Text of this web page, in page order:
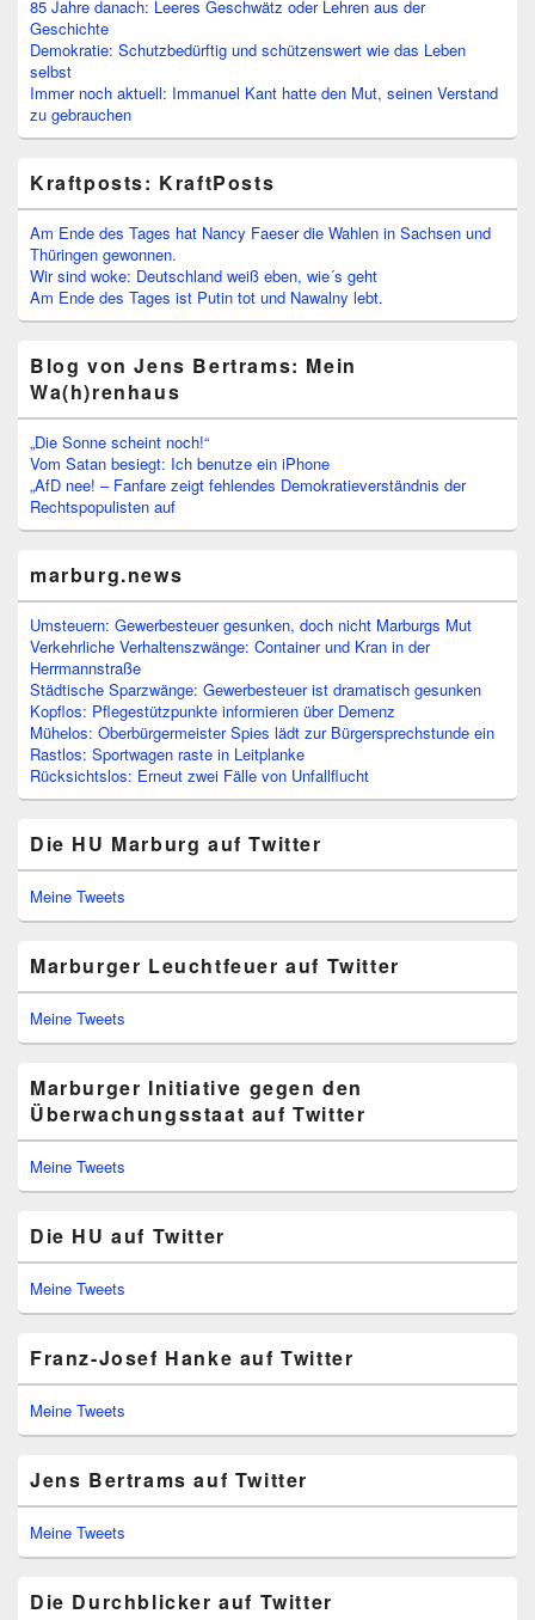
85 Jahre danach: Leeres Geschwätz oder Lehren aus der
Geschichte
Demokratie: Schutzbedürftig und schützenswert wie das Leben
selbst
Immer noch aktuell: Immanuel Kant hatte den Mut, seinen Verstand
zu gebrauchen
Kraftposts: KraftPosts
Am Ende des Tages hat Nancy Faeser die Wahlen in Sachsen und
Thüringen gewonnen.
Wir sind woke: Deutschland weiß eben, wie´s geht
Am Ende des Tages ist Putin tot und Nawalny lebt.
Blog von Jens Bertrams: Mein
Wa(h)renhaus
„Die Sonne scheint noch!“
Vom Satan besiegt: Ich benutze ein iPhone
„AfD nee! – Fanfare zeigt fehlendes Demokratieverständnis der
Rechtspopulisten auf
marburg.news
Umsteuern: Gewerbesteuer gesunken, doch nicht Marburgs Mut
Verkehrliche Verhaltenszwänge: Container und Kran in der
Herrmannstraße
Städtische Sparzwänge: Gewerbesteuer ist dramatisch gesunken
Kopflos: Pflegestützpunkte informieren über Demenz
Mühelos: Oberbürgermeister Spies lädt zur Bürgersprechstunde ein
Rastlos: Sportwagen raste in Leitplanke
Rücksichtslos: Erneut zwei Fälle von Unfallflucht
Die HU Marburg auf Twitter
Meine Tweets
Marburger Leuchtfeuer auf Twitter
Meine Tweets
Marburger Initiative gegen den
Überwachungsstaat auf Twitter
Meine Tweets
Die HU auf Twitter
Meine Tweets
Franz-Josef Hanke auf Twitter
Meine Tweets
Jens Bertrams auf Twitter
Meine Tweets
Die Durchblicker auf Twitter